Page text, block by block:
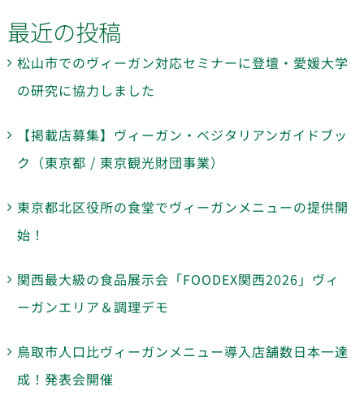
最近の投稿
松山市でのヴィーガン対応セミナーに登壇・愛媛大学
の研究に協力しました
【掲載店募集】ヴィーガン・ベジタリアンガイドブッ
ク（東京都 / 東京観光財団事業）
東京都北区役所の食堂でヴィーガンメニューの提供開
始！
関西最大級の食品展示会「FOODEX関西2026」ヴィ
ーガンエリア＆調理デモ
鳥取市人口比ヴィーガンメニュー導入店舗数日本一達
成！発表会開催